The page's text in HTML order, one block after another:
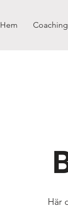
Hem Coaching
Här